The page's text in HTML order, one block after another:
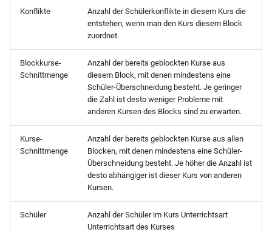
Konflikte
Anzahl der Schülerkonflikte in diesem Kurs die
entstehen, wenn man den Kurs diesem Block
zuordnet.
Blockkurse-
Schnittmenge
Anzahl der bereits geblockten Kurse aus
diesem Block, mit denen mindestens eine
Schüler-Überschneidung besteht. Je geringer
die Zahl ist desto weniger Probleme mit
anderen Kursen des Blocks sind zu erwarten.
Kurse-
Schnittmenge
Anzahl der bereits geblockten Kurse aus allen
Blocken, mit denen mindestens eine Schüler-
Überschneidung besteht. Je höher die Anzahl ist
desto abhängiger ist dieser Kurs von anderen
Kursen.
Schüler
Anzahl der Schüler im Kurs Unterrichtsart
Unterrichtsart des Kurses